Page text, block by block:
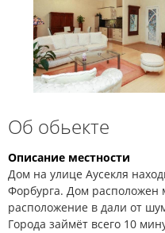
Об обьекте
Описание местности
Дом на улице Аусекля
Форбурга. Дом расположен
расположение в дали от
Города займёт всего 10